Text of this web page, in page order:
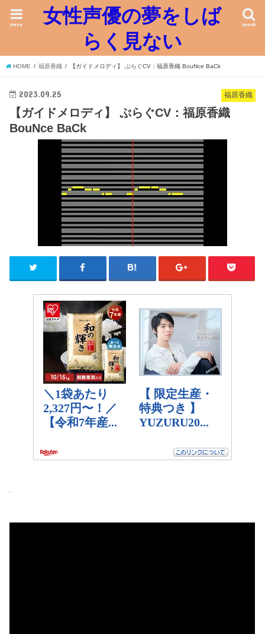
女性声優の夢をしば
らく見ない
search
menu
HOME 福原香織 【ガイドメロディ】 ぷらぐCV：福原香織 BouNce BaCk
福原香織
2023.09.25
【ガイドメロディ】 ぷらぐCV：福原香織
BouNce BaCk